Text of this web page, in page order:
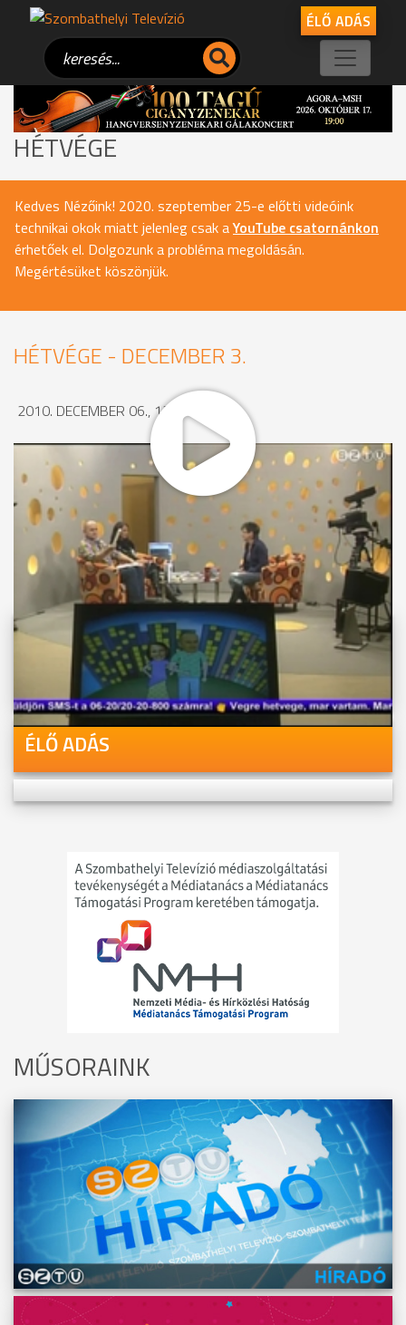
ÉLŐ ADÁS
HÉTVÉGE
Kedves Nézőink! 2020. szeptember 25-e előtti videóink
technikai okok miatt jelenleg csak aYouTube csatornánkon
érhetőek el. Dolgozunk a probléma megoldásán.
Megértésüket köszönjük.
HÉTVÉGE - DECEMBER 3.
2010. DECEMBER 06., 13:52
MEGOSZTÁS
Videóink megtekinthetőek
Youtube-csatornánkon is!
ÉLŐ ADÁS
MŰSORAINK